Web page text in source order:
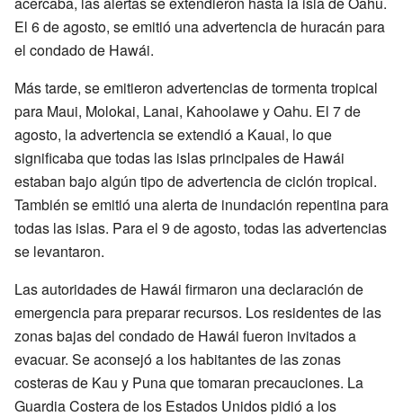
El 6 de agosto, se emitió una advertencia de huracán para
el condado de Hawái.
Más tarde, se emitieron advertencias de tormenta tropical
para Maui, Molokai, Lanai, Kahoolawe y Oahu. El 7 de
agosto, la advertencia se extendió a Kauai, lo que
significaba que todas las islas principales de Hawái
estaban bajo algún tipo de advertencia de ciclón tropical.
También se emitió una alerta de inundación repentina para
todas las islas. Para el 9 de agosto, todas las advertencias
se levantaron.
Las autoridades de Hawái firmaron una declaración de
emergencia para preparar recursos. Los residentes de las
zonas bajas del condado de Hawái fueron invitados a
evacuar. Se aconsejó a los habitantes de las zonas
costeras de Kau y Puna que tomaran precauciones. La
Guardia Costera de los Estados Unidos pidió a los